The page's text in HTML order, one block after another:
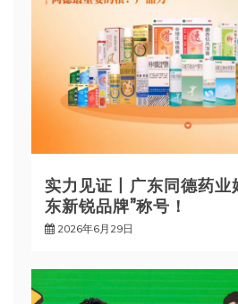
实力见证丨广东同德药
东新锐品牌”称号！
2026年6月29日